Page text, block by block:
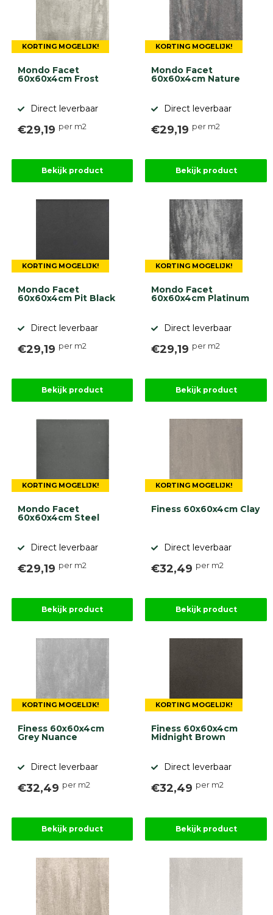
KORTING MOGELIJK!
Mondo Facet
60x60x4cm Frost
Direct leverbaar
€29,19 per m2
Bekijk product
KORTING MOGELIJK!
Mondo Facet
60x60x4cm Nature
Direct leverbaar
€29,19 per m2
Bekijk product
KORTING MOGELIJK!
Mondo Facet
60x60x4cm Pit Black
Direct leverbaar
€29,19 per m2
Bekijk product
KORTING MOGELIJK!
Mondo Facet
60x60x4cm Platinum
Direct leverbaar
€29,19 per m2
Bekijk product
KORTING MOGELIJK!
Mondo Facet
60x60x4cm Steel
Direct leverbaar
€29,19 per m2
Bekijk product
KORTING MOGELIJK!
Finess 60x60x4cm Clay
Direct leverbaar
€32,49 per m2
Bekijk product
KORTING MOGELIJK!
Finess 60x60x4cm
Grey Nuance
Direct leverbaar
€32,49 per m2
Bekijk product
KORTING MOGELIJK!
Finess 60x60x4cm
Midnight Brown
Direct leverbaar
€32,49 per m2
Bekijk product